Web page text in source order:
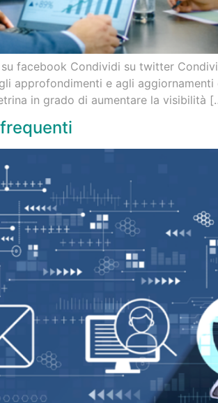
facebook Condividi su twitter
approfondimenti e agli
in grado di aumentare la visibilità